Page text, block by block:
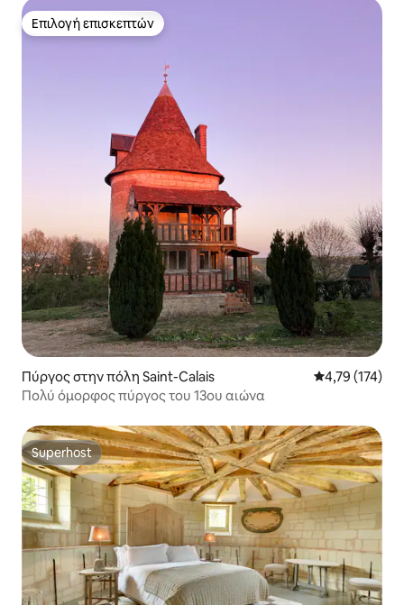
Επιλογή επισκεπτών
Επιλογή επισκεπτών
Πύργος στην πόλη Saint-Calais Μέση
4,79 (174)
Πολύ όμορφος πύργος του 13ου αιώνα
Superhost
Superhost